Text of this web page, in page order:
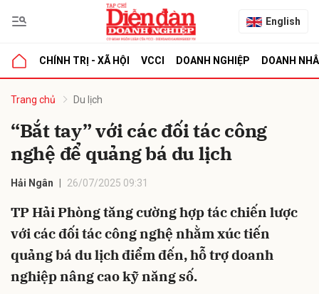
English
CHÍNH TRỊ - XÃ HỘI VCCI DOANH NGHIỆP DOANH
Trang chủ Du lịch
“Bắt tay” với các đối tác công
nghệ để quảng bá du lịch
Hải Ngân 26/07/2025 09:31
TP Hải Phòng tăng cường hợp tác chiến lược
với các đối tác công nghệ nhằm xúc tiến
quảng bá du lịch điểm đến, hỗ trợ doanh
nghiệp nâng cao kỹ năng số.
luận
Hủy